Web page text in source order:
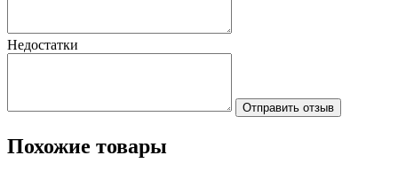
Недостатки
Отправить отзыв
Похожие товары